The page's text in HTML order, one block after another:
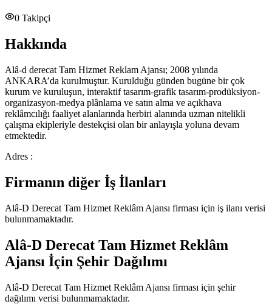
0 Takipçi
Hakkında
Alâ-d derecat Tam Hizmet Reklam Ajansı; 2008 yılında
ANKARA’da kurulmuştur. Kurulduğu günden bugüne bir çok
kurum ve kuruluşun, interaktif tasarım-grafik tasarım-prodüksiyon-
organizasyon-medya plânlama ve satın alma ve açıkhava
reklâmcılığı faaliyet alanlarında herbiri alanında uzman nitelikli
çalışma ekipleriyle destekçisi olan bir anlayışla yoluna devam
etmektedir.
Adres :
Firmanın diğer İş İlanları
Alâ-D Derecat Tam Hizmet Reklâm Ajansı firması için iş ilanı verisi
bulunmamaktadır.
Alâ-D Derecat Tam Hizmet Reklâm
Ajansı İçin Şehir Dağılımı
Alâ-D Derecat Tam Hizmet Reklâm Ajansı firması için şehir
dağılımı verisi bulunmamaktadır.